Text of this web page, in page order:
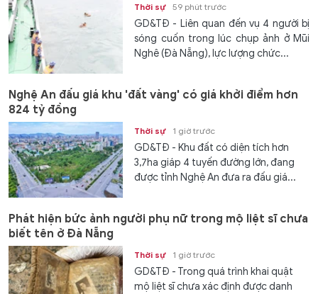
Thời sự 59 phút trước
GD&TĐ - Liên quan đến vụ 4 người bị
sóng cuốn trong lúc chụp ảnh ở Mũi
Nghê (Đà Nẵng), lực lượng chức...
Nghệ An đấu giá khu 'đất vàng' có giá khởi điểm hơn
824 tỷ đồng
Thời sự 1 giờ trước
GD&TĐ - Khu đất có diện tích hơn
3,7ha giáp 4 tuyến đường lớn, đang
được tỉnh Nghệ An đưa ra đấu giá...
Phát hiện bức ảnh người phụ nữ trong mộ liệt sĩ chưa
biết tên ở Đà Nẵng
Thời sự 1 giờ trước
GD&TĐ - Trong quá trình khai quật
mộ liệt sĩ chưa xác định được danh